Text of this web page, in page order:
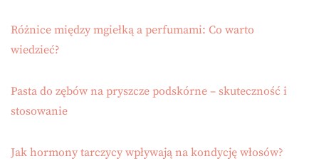
Różnice między mgiełką a perfumami: Co warto
wiedzieć?
Pasta do zębów na pryszcze podskórne – skuteczność i
stosowanie
Jak hormony tarczycy wpływają na kondycję włosów?